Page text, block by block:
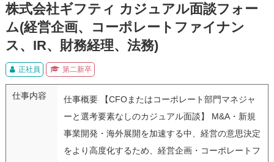
株式会社ギフティ カジュアル面談フォー
ム(経営企画、コーポレートファイナン
ス、IR、財務経理、法務)
正社員 第二新卒
仕事内容
仕事概要 【CFOまたはコーポレート部門マネジャ
ーと選考要素なしのカジュアル面談】 M&A・新規
事業開発・海外展開を加速する中、経営の意思決定
をより高度化するため、経営企画・コーポレートフ